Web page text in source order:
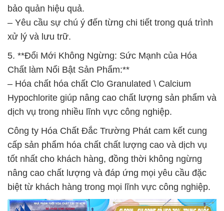
bảo quản hiệu quả.
– Yêu cầu sự chú ý đến từng chi tiết trong quá trình
xử lý và lưu trữ.
5. **Đổi Mới Không Ngừng: Sức Mạnh của Hóa
Chất làm Nổi Bật Sản Phẩm:**
– Hóa chất hóa chất Clo Granulated \ Calcium
Hypochlorite giúp nâng cao chất lượng sản phẩm và
dịch vụ trong nhiều lĩnh vực công nghiệp.
Công ty Hóa Chất Đắc Trường Phát cam kết cung
cấp sản phẩm hóa chất chất lượng cao và dịch vụ
tốt nhất cho khách hàng, đồng thời không ngừng
nâng cao chất lượng và đáp ứng mọi yêu cầu đặc
biệt từ khách hàng trong mọi lĩnh vực công nghiệp.